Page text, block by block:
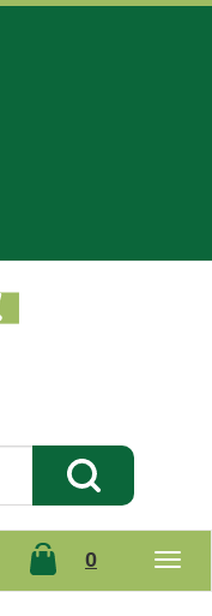
Cerca Prodotto
0prodotti